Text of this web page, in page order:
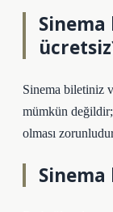
Sinema biletiniz
mümkün
olması